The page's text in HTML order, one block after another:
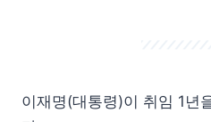
이재명(대통령)이 취임 1년